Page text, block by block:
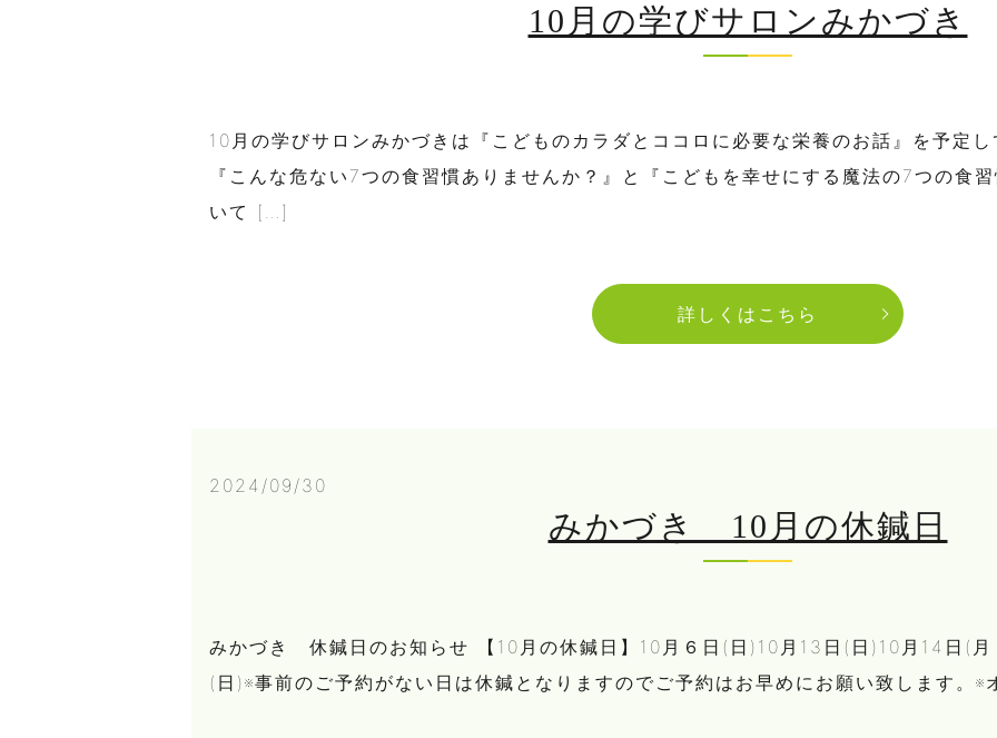
10月の学びサロンみかづき
10月の学びサロンみかづきは『こどものカラダとココロに必要な栄養のお話』を予定
『こんな危ない7つの食習慣ありませんか？』と『こどもを幸せにする魔法の7つの食
いて […]
詳しくはこちら
2024/09/30
みかづき 10月の休鍼日
みかづき 休鍼日のお知らせ 【10月の休鍼日】10月６日(日)10月13日(日)10月14日(
(日)※事前のご予約がない日は休鍼となりますのでご予約はお早めにお願い致します。